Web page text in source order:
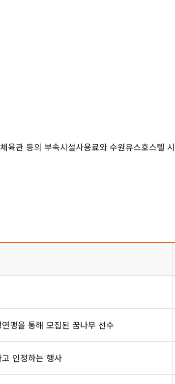
관 등의 부속시설사용료와 수원유스호스텔
맹을 통해 모집된 꿈나무 선수
인정하는 행사